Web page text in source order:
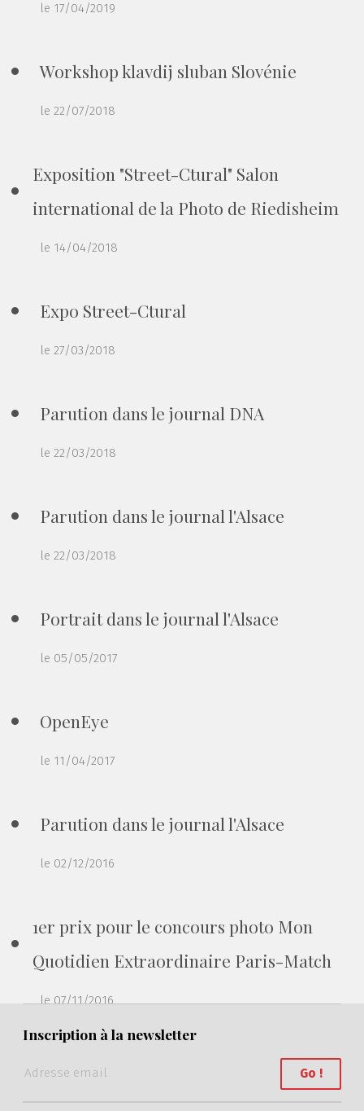
Inscription à la newsletter
le 17/04/2019
Workshop klavdij sluban Slovénie
le 22/07/2018
Exposition "Street-Ctural" Salon
international de la Photo de Riedisheim
le 14/04/2018
Expo Street-Ctural
le 27/03/2018
Parution dans le journal DNA
le 22/03/2018
Parution dans le journal l'Alsace
le 22/03/2018
Portrait dans le journal l'Alsace
le 05/05/2017
OpenEye
le 11/04/2017
Parution dans le journal l'Alsace
le 02/12/2016
1er prix pour le concours photo Mon
Quotidien Extraordinaire Paris-Match
le 07/11/2016
1er prix pour le concours photo tuto.com